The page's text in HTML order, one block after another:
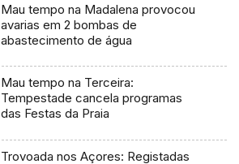
Mau tempo na Madalena provocou
avarias em 2 bombas de
abastecimento de água
Mau tempo na Terceira:
Tempestade cancela programas
das Festas da Praia
Trovoada nos Açores: Registadas